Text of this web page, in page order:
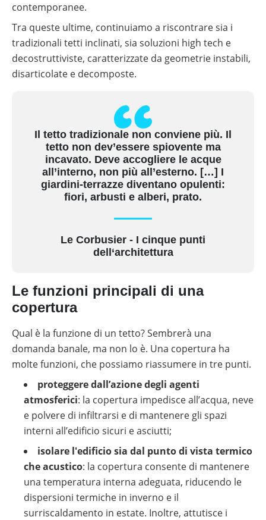
Cataloghi
su
materiale
fotovoltaico
contemporanee.
Tra queste ultime, continuiamo a riscontrare sia i
tradizionali tetti inclinati, sia soluzioni high tech e
decostruttiviste, caratterizzate da geometrie instabili,
disarticolate e decomposte.
Il tetto tradizionale non conviene più. Il
tetto non dev’essere spiovente ma
incavato. Deve accogliere le acque
all’interno, non più all’esterno. […] I
giardini-terrazze diventano opulenti:
fiori, arbusti e alberi, prato.
Le Corbusier - I cinque punti
dell‘architettura
Le funzioni principali di una
copertura
Qual è la funzione di un tetto? Sembrerà una
domanda banale, ma non lo è. Una copertura ha
molte funzioni, che possiamo riassumere in tre punti.
proteggere dall’azione degli agenti
atmosferici: la copertura impedisce all’acqua, neve
e polvere di infiltrarsi e di mantenere gli spazi
interni all’edificio sicuri e asciutti;
isolare l'edificio sia dal punto di vista termico
che acustico: la copertura consente di mantenere
una temperatura interna adeguata, riducendo le
dispersioni termiche in inverno e il
surriscaldamento in estate. Inoltre, attutisce i